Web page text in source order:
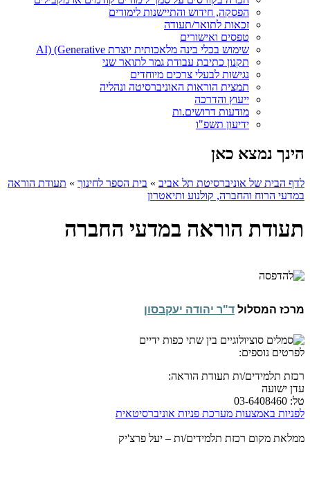
הפסקה, חידוש והתיישנות לימודים
זכאות לתואר/תעודה
טפסים ואישורים
שימוש בכלי בינה מלאכותית יוצרת AI) (Generative
תקנון כתיבת עבודת גמר לתואר שני
נגישות לבעלי צרכים מיוחדים
תמצית הוראות האוניברסיטה ונהליה
ייעוץ והדרכה
מודעות דרושים.ות
ידיעון תשפ"ו
הינך נמצא כאן
לדף הבית של אוניברסיטת תל אביב » בית הספר לחינוך » תעודת הוראה
במדעי הרוח והחברה, קולנוע ותיאטרון
תעודת הוראה במדעי החברה
מרכז המסלול ד"ר יהודה יעקבסון
לפרטים נוספים:
רכזת תלמידים/ות תעודת הוראה:
עדן ישועה
טל: 03-6408460
לפניות באמצעות מערכת פניות אוניברסיטאית
ממלאת מקום רכזת תלמידים/ות – יעל פרצ'יק